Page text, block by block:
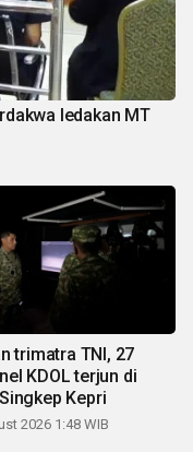
ledakan MT
trimatra TNI, 27
KDOL terjun di
Kepri
2026 1:48 WIB